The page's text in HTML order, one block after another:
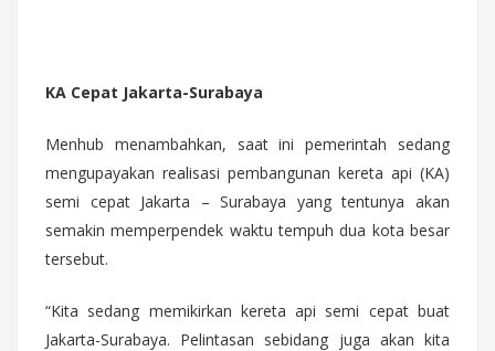
KA Cepat Jakarta-Surabaya
Menhub menambahkan, saat ini pemerintah sedang
mengupayakan realisasi pembangunan kereta api (KA)
semi cepat Jakarta – Surabaya yang tentunya akan
semakin memperpendek waktu tempuh dua kota besar
tersebut.
“Kita sedang memikirkan kereta api semi cepat buat
Jakarta-Surabaya. Pelintasan sebidang juga akan kita